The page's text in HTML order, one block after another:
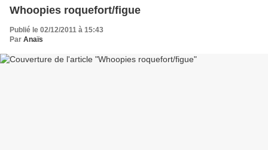
Whoopies roquefort/figue
Publié le 02/12/2011 à 15:43
Par Anaïs